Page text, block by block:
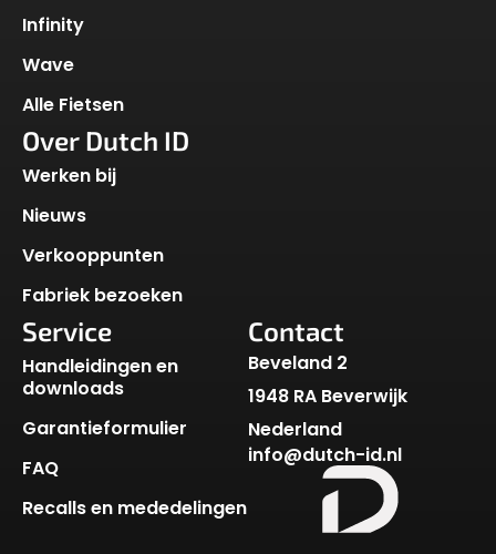
Infinity
Wave
Alle Fietsen
Over Dutch ID
Werken bij
Nieuws
Verkooppunten
Fabriek bezoeken
Service
Handleidingen en
downloads
Garantieformulier
FAQ
Recalls en mededelingen
Contact
Beveland 2
1948 RA Beverwijk
Nederland
info@dutch-id.nl